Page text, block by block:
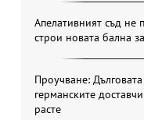
Апелативният съд не
строи новата бална
Проучване: Дълговата
германските
расте